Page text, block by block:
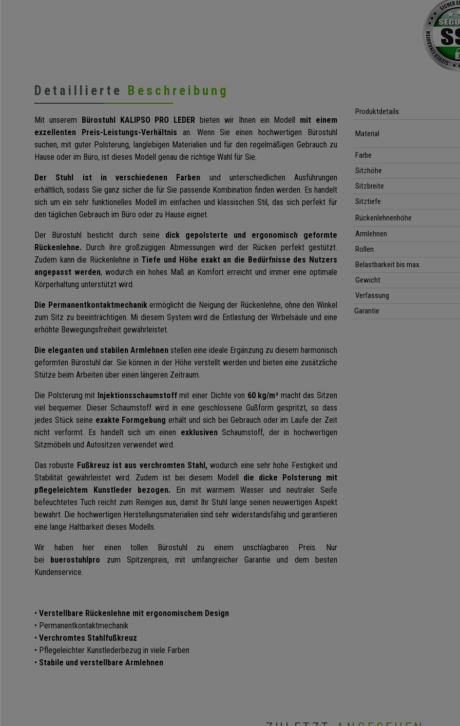
Detaillierte Beschreibung
Mit unserem Bürostuhl KALIPSO PRO LEDER bieten wir Ihnen ein Modell mit einem
exzellenten Preis-Leistungs-Verhältnis an. Wenn Sie einen hochwertigen Bürostuhl
suchen, mit guter Polsterung, langlebigen Materialien und für den regelmäßigen Gebrauch zu
Hause oder im Büro, ist dieses Modell genau die richtige Wahl für Sie.
Der Stuhl ist in verschiedenen Farben und unterschiedlichen Ausführungen
erhältlich, sodass Sie ganz sicher die für Sie passende Kombination finden werden. Es handelt
sich um ein sehr funktionelles Modell im einfachen und klassischen Stil, das sich perfekt für
den täglichen Gebrauch im Büro oder zu Hause eignet.
Der Bürostuhl besticht durch seine dick gepolsterte und ergonomisch geformte
Rückenlehne. Durch ihre großzügigen Abmessungen wird der Rücken perfekt gestützt.
Zudem kann die Rückenlehne in Tiefe und Höhe exakt an die Bedürfnisse des Nutzers
angepasst werden, wodurch ein hohes Maß an Komfort erreicht und immer eine optimale
Körperhaltung unterstützt wird.
Die Permanentkontaktmechanikermöglicht die Neigung der Rückenlehne, ohne den Winkel
zum Sitz zu beeinträchtigen. Mi diesem System wird die Entlastung der Wirbelsäule und eine
erhöhte Bewegungsfreiheit gewährleistet.
Die eleganten und stabilen Armlehnen stellen eine ideale Ergänzung zu diesem harmonisch
geformten Bürostuhl dar. Sie können in der Höhe verstellt werden und bieten eine zusätzliche
Stütze beim Arbeiten über einen längeren Zeitraum.
Die Polsterung mit Injektionsschaumstoffmit einer Dichte von 60 kg/m³ macht das Sitzen
viel bequemer. Dieser Schaumstoff wird in eine geschlossene Gußform gespritzt, so dass
jedes Stück seine exakte Formgebung erhält und sich bei Gebrauch oder im Laufe der Zeit
nicht verformt. Es handelt sich um einen exklusivenSchaumstoff, der in hochwertigen
Sitzmöbeln und Autositzen verwendet wird.
Das robuste Fußkreuz ist aus verchromten Stahl, wodurch eine sehr hohe Festigkeit und
Stabilität gewährleistet wird. Zudem ist bei diesem Modell die dicke Polsterung mit
pflegeleichtem Kunstleder bezogen. Ein mit warmem Wasser und neutraler Seife
befeuchtetes Tuch reicht zum Reinigen aus, damit Ihr Stuhl lange seinen neuwertigen Aspekt
bewahrt. Die hochwertigen Herstellungsmaterialien sind sehr widerstandsfähig und garantieren
eine lange Haltbarkeit dieses Modells.
Wir haben hier einen tollen Bürostuhl zu einem unschlagbaren Preis. Nur
bei buerostuhlpro zum Spitzenpreis, mit umfangreicher Garantie und dem besten
Kundenservice.
• Verstellbare Rückenlehne mit ergonomischem Design
• Permanentkontaktmechanik
• Verchromtes Stahlfußkreuz
• Pflegeleichter Kunstlederbezug in viele Farben
• Stabile und verstellbare Armlehnen
Produktdetails:
Material
Farbe
Sitzhöhe
Sitzbreite
Sitztiefe
Rückenlehnenhöhe
Armlehnen
Rollen
Belastbarkeit bis max.
Gewicht
Verfassung
Garantie